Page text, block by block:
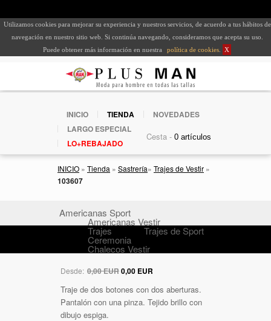
Utilizamos cookies para mejorar su experiencia y nuestros servicios, de acuerdo a tus hábitos de
navegación en nuestro sitio web. Si continúa navegando, consideramos que acepta su uso.
Puede obtener más información en nuestra
política de cookies X
INICIO TIENDA
NOVEDADES
LARGO ESPECIAL
LO+REBAJADO
Cesta -
INICIO » Tienda » Sastrería» Trajes de Vestir »
103607
Americanas Sport
Americanas Vestir
Trajes Trajes de Sport
Ceremonia
Chalecos Vestir
Desde: 0,00 EUR0,00 EUR
Traje de dos botones con dos aberturas.
Pantalón con una pinza. Tejido brillo con
dibujo espiga.